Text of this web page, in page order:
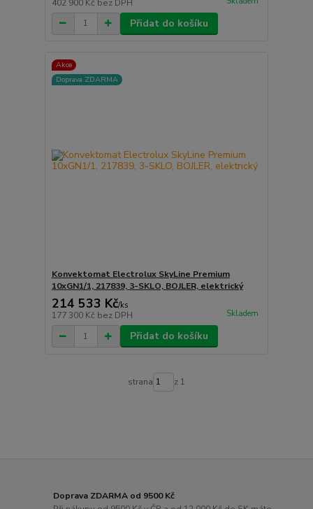
402 900 Kč bez DPH
Přidat do košíku
Akce
Doprava ZDARMA
Konvektomat Electrolux SkyLine Premium
10xGN1/1, 217839, 3-SKLO, BOJLER, elektrický
214 533 Kč/ks
177 300 Kč bez DPH Skladem
Přidat do košíku
strana z 1
Doprava ZDARMA od 9500 Kč